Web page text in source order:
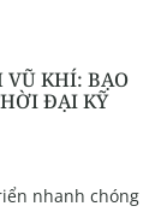
VŨ KHÍ: BẠO
ĐẠI KỸ
nhanh chóng